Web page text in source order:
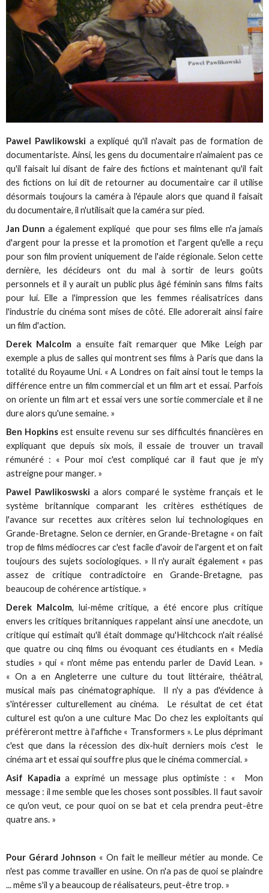
Pawel Pawlikowski a expliqué qu'il n'avait pas de formation de
documentariste. Ainsi, les gens du documentaire n'aimaient pas ce
qu'il faisait lui disant de faire des fictions et maintenant qu'il fait
des fictions on lui dit de retourner au documentaire car il utilise
désormais toujours la caméra à l'épaule alors que quand il faisait
du documentaire, il n'utilisait que la caméra sur pied.
Jan Dunn a également expliqué que pour ses films elle n'a jamais
d'argent pour la presse et la promotion et l'argent qu'elle a reçu
pour son film provient uniquement de l'aide régionale. Selon cette
dernière, les décideurs ont du mal à sortir de leurs goûts
personnels et il y aurait un public plus âgé féminin sans films faits
pour lui. Elle a l'impression que les femmes réalisatrices dans
l'industrie du cinéma sont mises de côté. Elle adorerait ainsi faire
un film d'action.
Derek Malcolm a ensuite fait remarquer que Mike Leigh par
exemple a plus de salles qui montrent ses films à Paris que dans la
totalité du Royaume Uni. « A Londres on fait ainsi tout le temps la
différence entre un film commercial et un film art et essai. Parfois
on oriente un film art et essai vers une sortie commerciale et il ne
dure alors qu'une semaine. »
Ben Hopkins est ensuite revenu sur ses difficultés financières en
expliquant que depuis six mois, il essaie de trouver un travail
rémunéré : « Pour moi c'est compliqué car il faut que je m'y
astreigne pour manger. »
Pawel Pawlikoswski a alors comparé le système français et le
système britannique comparant les critères esthétiques de
l'avance sur recettes aux critères selon lui technologiques en
Grande-Bretagne. Selon ce dernier, en Grande-Bretagne « on fait
trop de films médiocres car c'est facile d'avoir de l'argent et on fait
toujours des sujets sociologiques. » Il n'y aurait également « pas
assez de critique contradictoire en Grande-Bretagne, pas
beaucoup de cohérence artistique. »
Derek Malcolm, lui-même critique, a été encore plus critique
envers les critiques britanniques rappelant ainsi une anecdote, un
critique qui estimait qu'il était dommage qu'Hitchcock n'ait réalisé
que quatre ou cinq films ou évoquant ces étudiants en « Media
studies » qui « n'ont même pas entendu parler de David Lean. »
« On a en Angleterre une culture du tout littéraire, théâtral,
musical mais pas cinématographique. Il n'y a pas d'évidence à
s'intéresser culturellement au cinéma. Le résultat de cet état
culturel est qu'on a une culture Mac Do chez les exploitants qui
préfèreront mettre à l'affiche « Transformers ». Le plus déprimant
c'est que dans la récession des dix-huit derniers mois c'est le
cinéma art et essai qui souffre plus que le cinéma commercial. »
Asif Kapadia a exprimé un message plus optimiste : « Mon
message : il me semble que les choses sont possibles. Il faut savoir
ce qu'on veut, ce pour quoi on se bat et cela prendra peut-être
quatre ans. »
Pour Gérard Johnson « On fait le meilleur métier au monde. Ce
n'est pas comme travailler en usine. On n'a pas de quoi se plaindre
... même s'il y a beaucoup de réalisateurs, peut-être trop. »